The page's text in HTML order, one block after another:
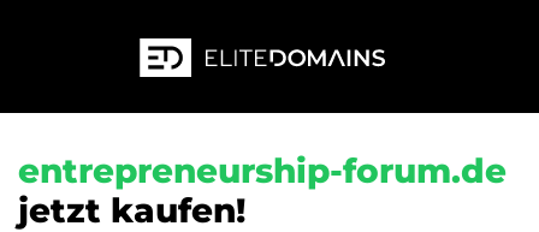
entrepreneurship-forum.de
jetzt kaufen!